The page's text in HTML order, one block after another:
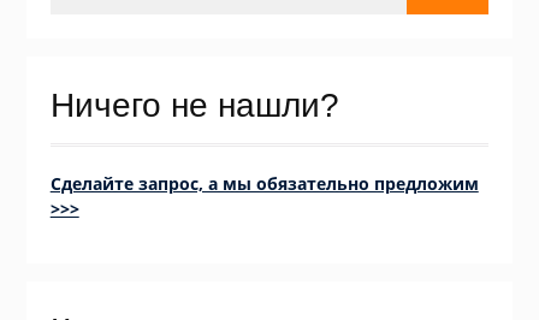
Ничего не нашли?
Сделайте запрос, а мы обязательно предложим
>>>